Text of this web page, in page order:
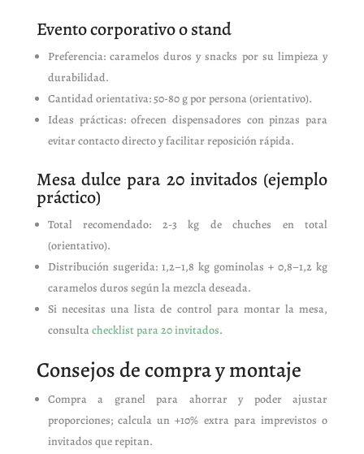
Evento corporativo o stand
Preferencia: caramelos duros y snacks por su limpieza y
durabilidad.
Cantidad orientativa: 50-80 g por persona (orientativo).
Ideas prácticas: ofrecen dispensadores con pinzas para
evitar contacto directo y facilitar reposición rápida.
Mesa dulce para 20 invitados (ejemplo
práctico)
Total recomendado: 2-3 kg de chuches en total
(orientativo).
Distribución sugerida: 1,2–1,8 kg gominolas + 0,8–1,2 kg
caramelos duros según la mezcla deseada.
Si necesitas una lista de control para montar la mesa,
consulta checklist para 20 invitados.
Consejos de compra y montaje
Compra a granel para ahorrar y poder ajustar
proporciones; calcula un +10% extra para imprevistos o
invitados que repitan.